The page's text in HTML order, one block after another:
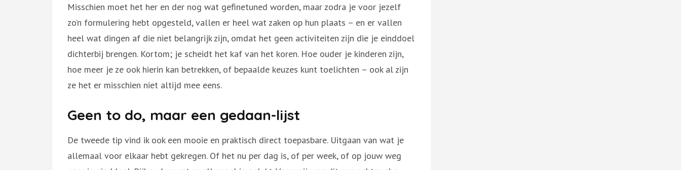
Misschien moet het her en der nog wat gefinetuned worden, maar zodra je voor jezelf
zo’n formulering hebt opgesteld, vallen er heel wat zaken op hun plaats – en er vallen
heel wat dingen af die niet belangrijk zijn, omdat het geen activiteiten zijn die je einddoel
dichterbij brengen. Kortom; je scheidt het kaf van het koren. Hoe ouder je kinderen zijn,
hoe meer je ze ook hierin kan betrekken, of bepaalde keuzes kunt toelichten – ook al zijn
ze het er misschien niet altijd mee eens.
Geen to do, maar een gedaan-lijst
De tweede tip vind ik ook een mooie en praktisch direct toepasbare. Uitgaan van wat je
allemaal voor elkaar hebt gekregen. Of het nu per dag is, of per week, of op jouw weg